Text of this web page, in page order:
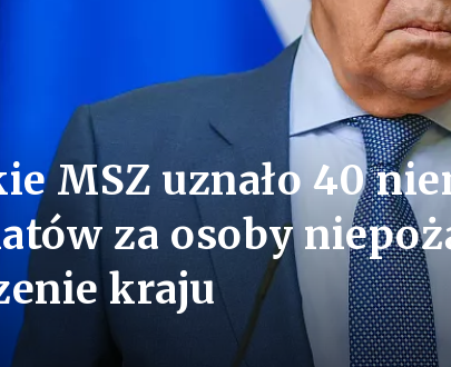
MSZ uznało 40
za osoby
kraju